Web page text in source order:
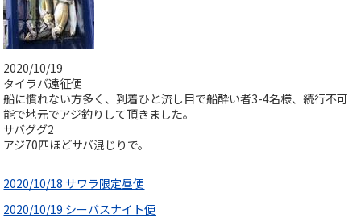
2020/10/19
タイラバ遠征便
船に慣れない方多く、到着ひと流し目で船酔い者3-4名様、続行不可
能で地元でアジ釣りして頂きました。
サバググ2
アジ70匹ほどサバ混じりで。
2020/10/18 サワラ限定昼便
2020/10/19 シーバスナイト便